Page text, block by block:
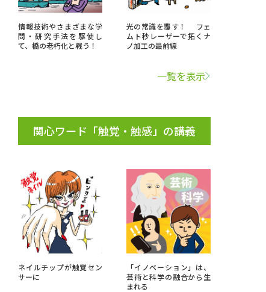
大学検索
（高3生用）
から探す
情報技術やさまざまな学
問・研究手法を駆使し
て、橋の老朽化と戦う！
光の常識を覆す！ フェ
ムト秒レーザーで拓くナ
ノ加工の最前線
一覧を表示
関心ワード「触覚・触感」の講義
ネイルチップが触覚セン
サーに
「イノベーション」は、
芸術と科学の融合から生
まれる